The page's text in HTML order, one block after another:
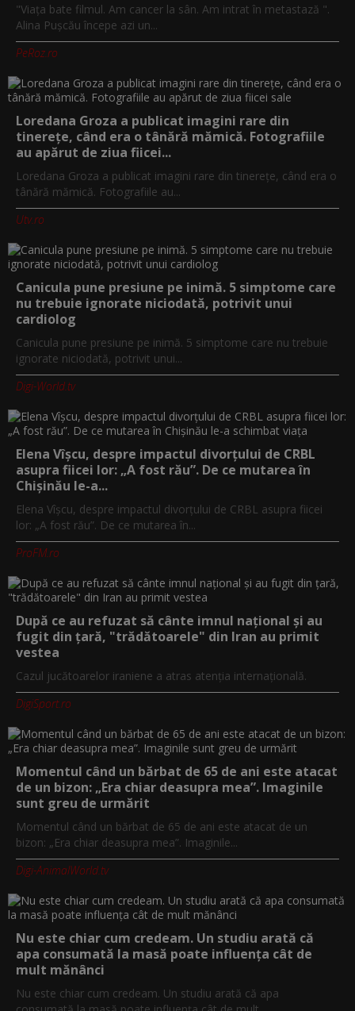
"Viața bate filmul. Am cancer la sân. Am intrat în metastază ".
Alina Pușcău începe azi un...
PeRoz.ro
Loredana Groza a publicat imagini rare din
tinerețe, când era o tânără mămică. Fotografiile
au apărut de ziua fiicei...
Loredana Groza a publicat imagini rare din tinerețe, când era o
tânără mămică. Fotografiile au...
Utv.ro
Canicula pune presiune pe inimă. 5 simptome care
nu trebuie ignorate niciodată, potrivit unui
cardiolog
Canicula pune presiune pe inimă. 5 simptome care nu trebuie
ignorate niciodată, potrivit unui...
Digi-World.tv
Elena Vîșcu, despre impactul divorțului de CRBL
asupra fiicei lor: „A fost rău”. De ce mutarea în
Chișinău le-a...
Elena Vîșcu, despre impactul divorțului de CRBL asupra fiicei
lor: „A fost rău”. De ce mutarea în...
ProFM.ro
După ce au refuzat să cânte imnul naţional şi au
fugit din ţară, "trădătoarele" din Iran au primit
vestea
Cazul jucătoarelor iraniene a atras atenţia internaţională.
DigiSport.ro
Momentul când un bărbat de 65 de ani este atacat
de un bizon: „Era chiar deasupra mea”. Imaginile
sunt greu de urmărit
Momentul când un bărbat de 65 de ani este atacat de un
bizon: „Era chiar deasupra mea”. Imaginile...
Digi-AnimalWorld.tv
Nu este chiar cum credeam. Un studiu arată că
apa consumată la masă poate influența cât de
mult mănânci
Nu este chiar cum credeam. Un studiu arată că apa